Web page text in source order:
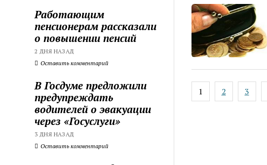
Работающим
пенсионерам рассказали
о повышении пенсий
2 ДНЯ НАЗАД
Оставить комментарий
В Госдуме предложили
предупреждать
водителей о эвакуации
через «Госуслуги»
3 ДНЯ НАЗАД
Оставить комментарий
Пагинация
записей
1 2 3